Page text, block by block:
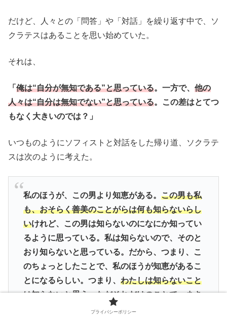
だけど、人々との「問答」や「対話」を繰り返す中で、ソ
クラテスはあることを思い始めていた。
それは、
「 俺は“自分が無知である”と思っている。一方で、 他の
人々は“自分は無知でない”と思っている。この差はとてつ
もなく大きいのでは？」
いつものようにソフィストと対話をした帰り道、ソクラテ
スは次のように考えた。
私のほうが、この男より知恵がある。 この男も私
も、おそらく善美のことがらは何も知らないらし
いけれど、この男は知らないのになにか知ってい
るように思っている。私は知らないので、そのと
おり知らないと思っている。だから、つまり、こ
のちょっとしたことで、私のほうが知恵があるこ
とになるらしい。つまり、 わたしは知らないこと
は知らないと思う。ただそれだけのことで、まさ
っているらしいのです 。
プライバシーポリシー